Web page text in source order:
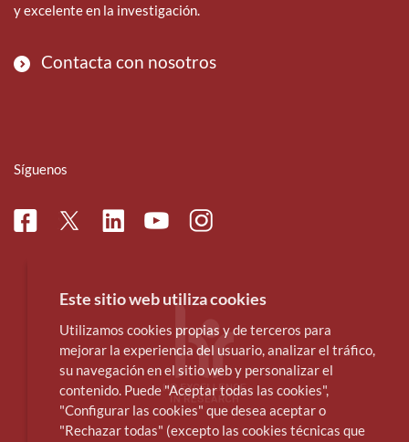
y excelente en la investigación.
Contacta con nosotros
Síguenos
FacebookTwitterLinkedinYoutubeInstagram
Este sitio web utiliza cookies
Utilizamos cookies propias y de terceros para
mejorar la experiencia del usuario, analizar el tráfico,
su navegación en el sitio web y personalizar el
contenido. Puede "Aceptar todas las cookies",
"Configurar las cookies" que desea aceptar o
"Rechazar todas" (excepto las cookies técnicas que